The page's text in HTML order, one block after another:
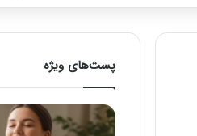
پست‌های ویژه
ماساژ
برای